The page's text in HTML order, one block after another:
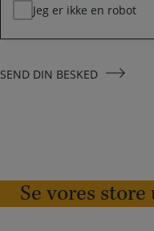
Jeg er ikke en robot
SEND DIN BESKED
Se vores